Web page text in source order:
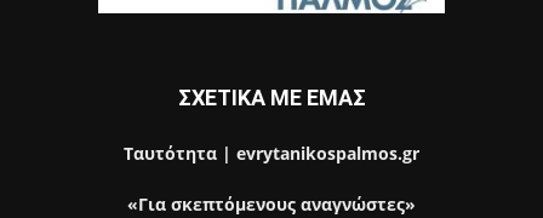
ΣΧΕΤΙΚΑ ΜΕ ΕΜΑΣ
Ταυτότητα | evrytanikospalmos.gr
«Για σκεπτόμενους αναγνώστες»